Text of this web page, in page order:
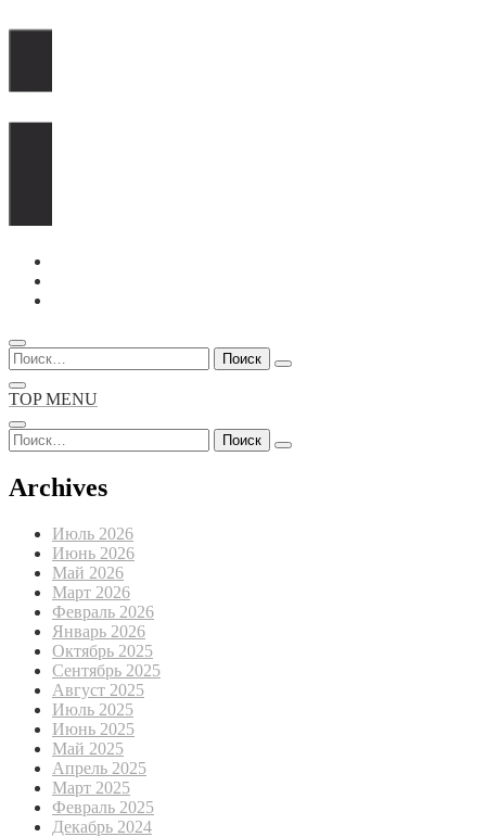
Перейти
содержимому
Найти:
TOP MENU
Найти:
Archives
Июль 2026
Июнь 2026
Май 2026
Март 2026
Февраль 2026
Январь 2026
Октябрь 2025
Сентябрь 2025
Август 2025
Июль 2025
Июнь 2025
Май 2025
Апрель 2025
Март 2025
Февраль 2025
Декабрь 2024